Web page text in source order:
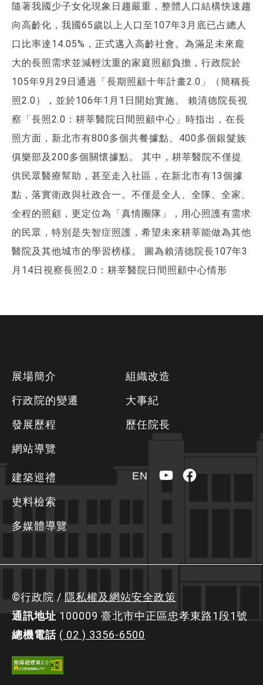
隨著我國少子女化現象日趨嚴重，整體人口結構快速趨
向高齡化，我國65歲以上人口至107年3月底已占總人
口比率達14.05%，正式邁入高齡社會。為滿足未來龐
大的長照需求並減輕沈重的家庭照顧負擔，行政院於
105年9月29日通過「長期照顧十年計畫2.0」（簡稱長
照2.0），並於106年1月1日開始實施。 賴清德院長視
察「長照2.0：耕莘醫院日間照顧中心」時指出，在長
照方面，新北市有800多個共餐據點、400多個銀髮族
俱樂部及200多個關懷據點。 其中，耕莘醫院不僅提
供民眾醫療幫助，甚至走入社區，在新北市有13個據
點，落實衛政與社政合一。不僅是全人、全隊、全家、
全程的照顧，更定位為「真情團隊」，用心照護有需求
的民眾，特別是失智症照護，希望未來耕莘能做為其他
醫院及其他城市的學習榜樣。 圖為賴清德院長107年3
月14日視察長照2.0：耕莘醫院日間照顧中心情形
展場簡介
行政院的變遷
發展歷程
網站導覽
組織改造
大事紀
歷任院長
建築巡禮
史料檢索
多媒體導覽
EN YouTubeFacebook
©行政院 / 隱私權及網站安全政策
通訊地址 100009 臺北市中正區忠孝東路1段1號
總機電話 ( 02 ) 3356-6500